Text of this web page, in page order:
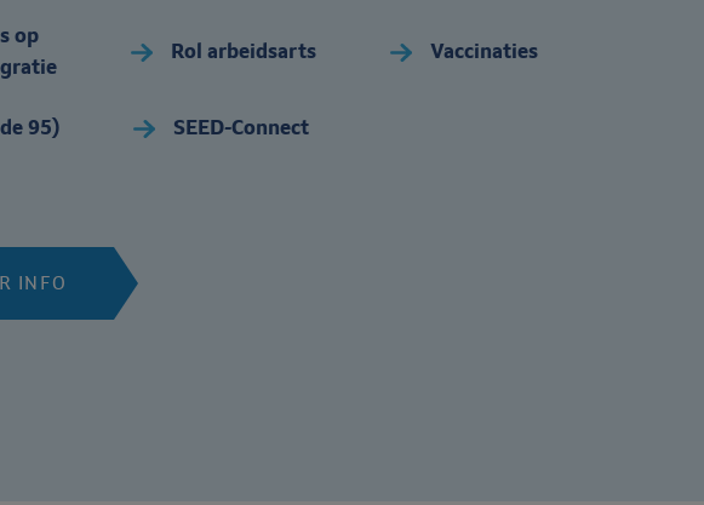
op
Rol arbeidsarts Vaccinaties
95) SEED-Connect
INFO